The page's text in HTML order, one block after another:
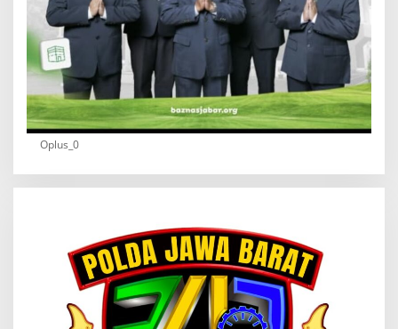
Oplus_0